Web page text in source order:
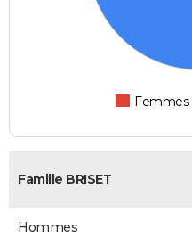
Femmes
Famille BRISET
Hommes